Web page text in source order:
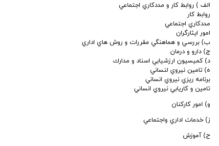
الف ) روابط كار و مددكاري اجتماعي
روابط كار
مددكاري اجتماعي
امور ايثارگران
ب) بررسي و هماهنگي مقررات و روش هاي اداري
ج) دارو و درمان
د) كميسيون ارزشيابي اسناد و مدارك
ه) تامين نيروي لنساني
برنامه ريزي نيروي انساني
تامين و كاريابي نيروي انساني
و) امور كاركنان
ز) خدمات اداري واجتماعي
ح) آموزش